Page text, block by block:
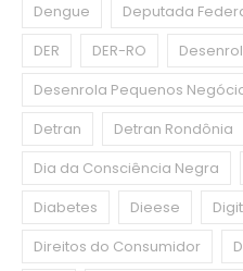
Dengue
Deputada
DER
DER-RO
Desenrola Pequenos
Detran
Detran Rondônia
Dia da Consciência Negra
Diabetes
Dieese
Direitos do Consumidor